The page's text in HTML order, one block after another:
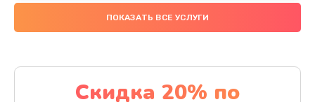
ПОКАЗАТЬ ВСЕ УСЛУГИ
Скидка 20% по